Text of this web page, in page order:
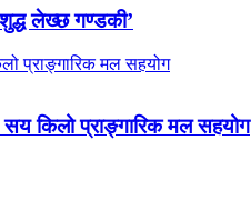
लेख्छ गण्डकी’
सय किलो प्राङ्गारिक मल सहयोग